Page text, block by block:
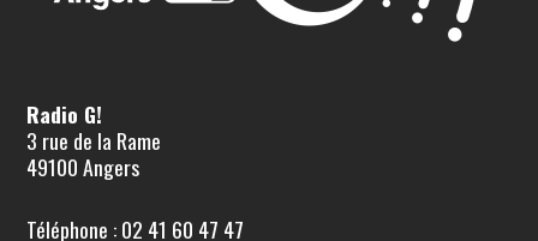
Radio G!
3 rue de la Rame
49100 Angers
Téléphone : 02 41 60 47 47